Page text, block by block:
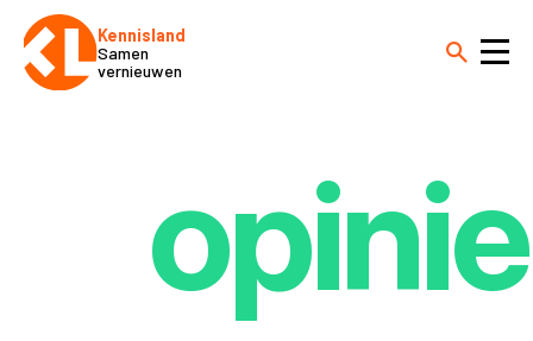
Kennisland
Samen
vernieuwen
opinie